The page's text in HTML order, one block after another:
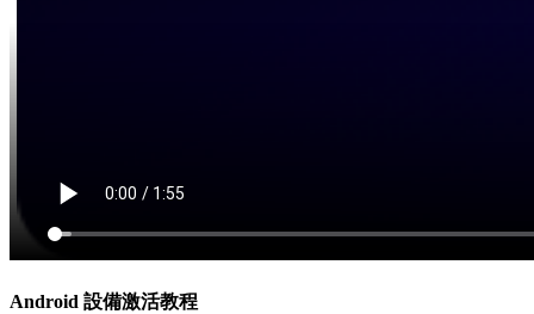
Android 設備激活教程